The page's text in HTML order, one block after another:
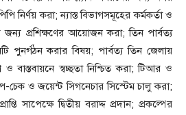
নির্ণয় করা; ন্যাস্ত বিভাগসমূহের কর্মকর্তা ও
জন্য প্রশিক্ষণের আয়োজন করা; তিন পার্বত্য
পুনর্গঠন করার বিষয়; পার্বত্য তিন জেলায়
বাস্তবায়নে স্বচ্ছতা নিশ্চিত করা; টিআর ও
চেক ও জয়েন্ট সিগনেচার সিস্টেম চালু করা;
সাপেক্ষে দ্বিতীয় বরাদ্দ প্রদান; প্রকল্পের